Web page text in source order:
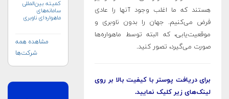
هستند که ما اغلب وجود آنها را عادی
فرض می‌کنیم. جهان را بدون ناوبری و
موقعیت‌یابی، که البته توسط ماهواره‌ها
صورت می‌گیرد، تصور کنید.
برای دریافت پوستر با کیفیت بالا بر روی
لینک‌های زیر کلیک نمایید.
کمیته بین‌المللی
سامانه‌های
ماهواره‌ای ناوبری
مشاهده همه
شرکت‌ها